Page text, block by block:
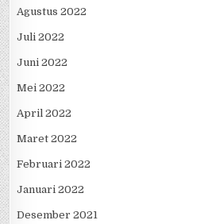
Agustus 2022
Juli 2022
Juni 2022
Mei 2022
April 2022
Maret 2022
Februari 2022
Januari 2022
Desember 2021